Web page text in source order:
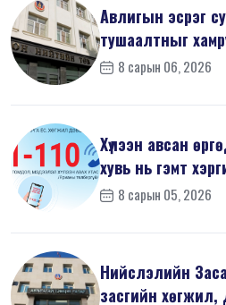
Авлигын эсрэг
тушаалтныг
8 сарын 06, 2026
Хүлээн авсан
хувь нь
8 сарын 05, 2026
Нийслэлийн
засгийн хөгжил,